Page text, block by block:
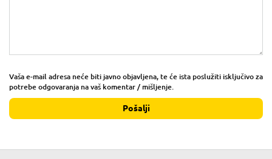
Vaša e-mail adresa neće biti javno objavljena, te će ista poslužiti isključivo za
potrebe odgovaranja na vaš komentar / mišljenje.
Pošalji